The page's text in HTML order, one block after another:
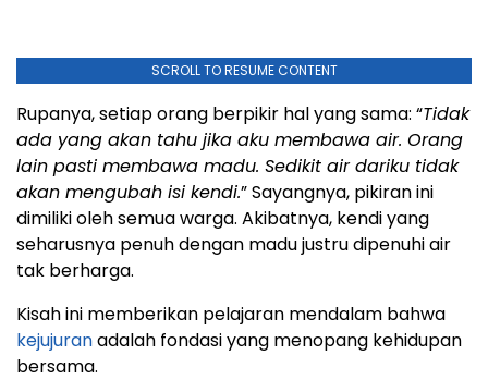
SCROLL TO RESUME CONTENT
Rupanya, setiap orang berpikir hal yang sama: “Tidak
ada yang akan tahu jika aku membawa air. Orang
lain pasti membawa madu. Sedikit air dariku tidak
akan mengubah isi kendi.” Sayangnya, pikiran ini
dimiliki oleh semua warga. Akibatnya, kendi yang
seharusnya penuh dengan madu justru dipenuhi air
tak berharga.
Kisah ini memberikan pelajaran mendalam bahwa
kejujuranadalah fondasi yang menopang kehidupan
bersama.